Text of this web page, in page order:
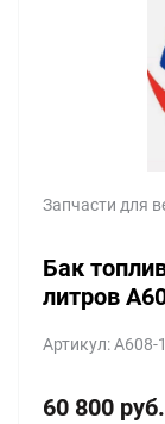
Запчасти для
Бак
литров
Артикул: A608-
60 800 руб.